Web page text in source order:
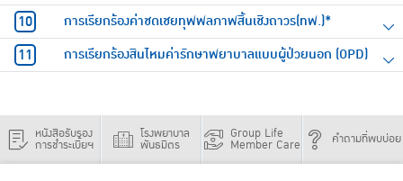
การเรียกร้องค่าชดเชยทุพพลภาพสิ้นเชิงถาวร(ทพ.)*
การเรียกร้องสินไหมค่ารักษาพยาบาลแบบผู้ป่วยนอก (OPD)
หนังสือรับรอง
การชำระเบี้ยฯ
โรงพยาบาล
พันธมิตร
Group Life
Member Care คำถามที่พบบ่อย